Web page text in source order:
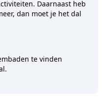
Daarnaast heb
dan moet je het dal
te vinden